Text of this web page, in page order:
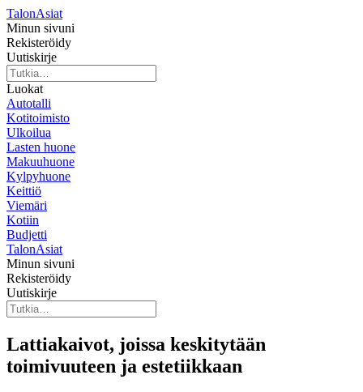
TalonAsiat
Minun sivuni
Rekisteröidy
Uutiskirje
Luokat
Autotalli
Kotitoimisto
Ulkoilua
Lasten huone
Makuuhuone
Kylpyhuone
Keittiö
Viemäri
Kotiin
Budjetti
TalonAsiat
Minun sivuni
Rekisteröidy
Uutiskirje
Lattiakaivot, joissa keskitytään
toimivuuteen ja estetiikkaan